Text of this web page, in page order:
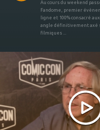
Au cours du weekend
Fandome, premier
ligne et 100% consacré
angle définitivement axé
filmiques ...